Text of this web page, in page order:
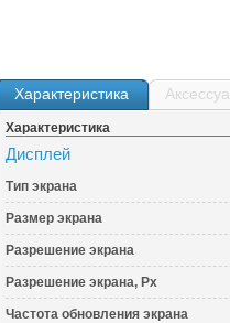
Характеристика
Характеристика
Дисплей
Тип экрана
Размер экрана
Разрешение экрана
Разрешение экрана, Px
Частота обновления экрана